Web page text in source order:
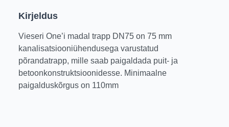
Kirjeldus
Vieseri One’i madal trapp DN75 on 75 mm
kanalisatsiooniühendusega varustatud
põrandatrapp, mille saab paigaldada puit- ja
betoonkonstruktsioonidesse. Minimaalne
paigalduskõrgus on 110mm